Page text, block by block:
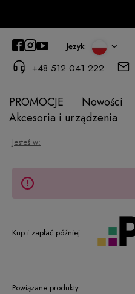
Język:
+48 512 041 222
PROMOCJE Nowości
Akcesoria i urządzenia
Jesteś w:
Kup i zapłać później
Powiązane produkty